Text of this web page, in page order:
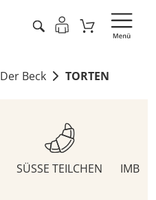
Der Beck TORTEN
SÜSSE TEILCHEN